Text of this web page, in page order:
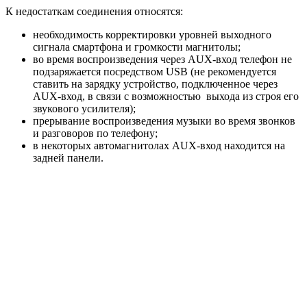
К недостаткам соединения относятся:
необходимость корректировки уровней выходного
сигнала смартфона и громкости магнитолы;
во время воспроизведения через AUX-вход телефон не
подзаряжается посредством USB (не рекомендуется
ставить на зарядку устройство, подключенное через
AUX-вход, в связи с возможностью выхода из строя его
звукового усилителя);
прерывание воспроизведения музыки во время звонков
и разговоров по телефону;
в некоторых автомагнитолах AUX-вход находится на
задней панели.